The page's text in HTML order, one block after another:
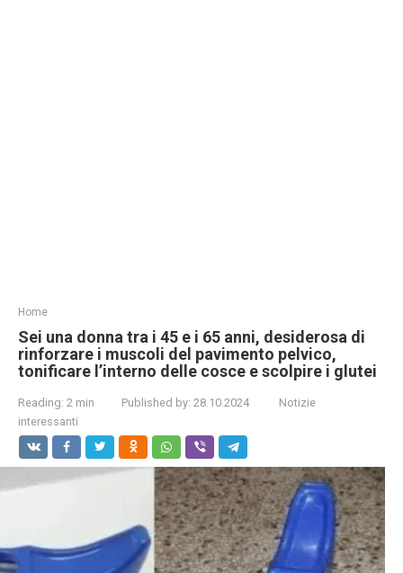
Home
Sei una donna tra i 45 e i 65 anni, desiderosa di
rinforzare i muscoli del pavimento pelvico,
tonificare l’interno delle cosce e scolpire i glutei
Reading: 2 min Published by: 28.10.2024
Notizie
interessanti